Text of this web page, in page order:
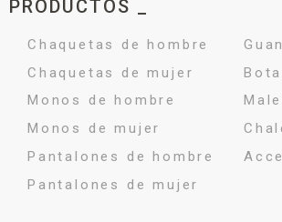
PRODUCTOS _
Chaquetas de hombre
Chaquetas de mujer
Monos de hombre
Monos de mujer
Pantalones de hombre
Pantalones de mujer